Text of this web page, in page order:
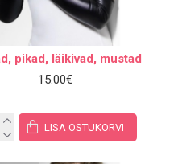
pikad, läikivad, mustad
15.00€
LISA OSTUKORVI